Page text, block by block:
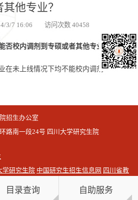
其他专业？
3/7 16:06 访问次数 40458
否校内调剂到专硕或者其他专业？
在未上线情况下均不能校内调剂
目录查询 自助服务
招生办公室
路南一段24号 四川大学研究生院
学研究生院 中国研究生招生信息网 四川省教